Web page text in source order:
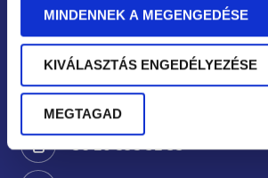
MINDENNEK A MEGENGEDÉSE
KIVÁLASZTÁS ENGEDÉLYEZÉSE
MEGTAGAD
1024 Budapest, Keleti Károly utca 8.
Kapcsolat
+36 20 595 32 33